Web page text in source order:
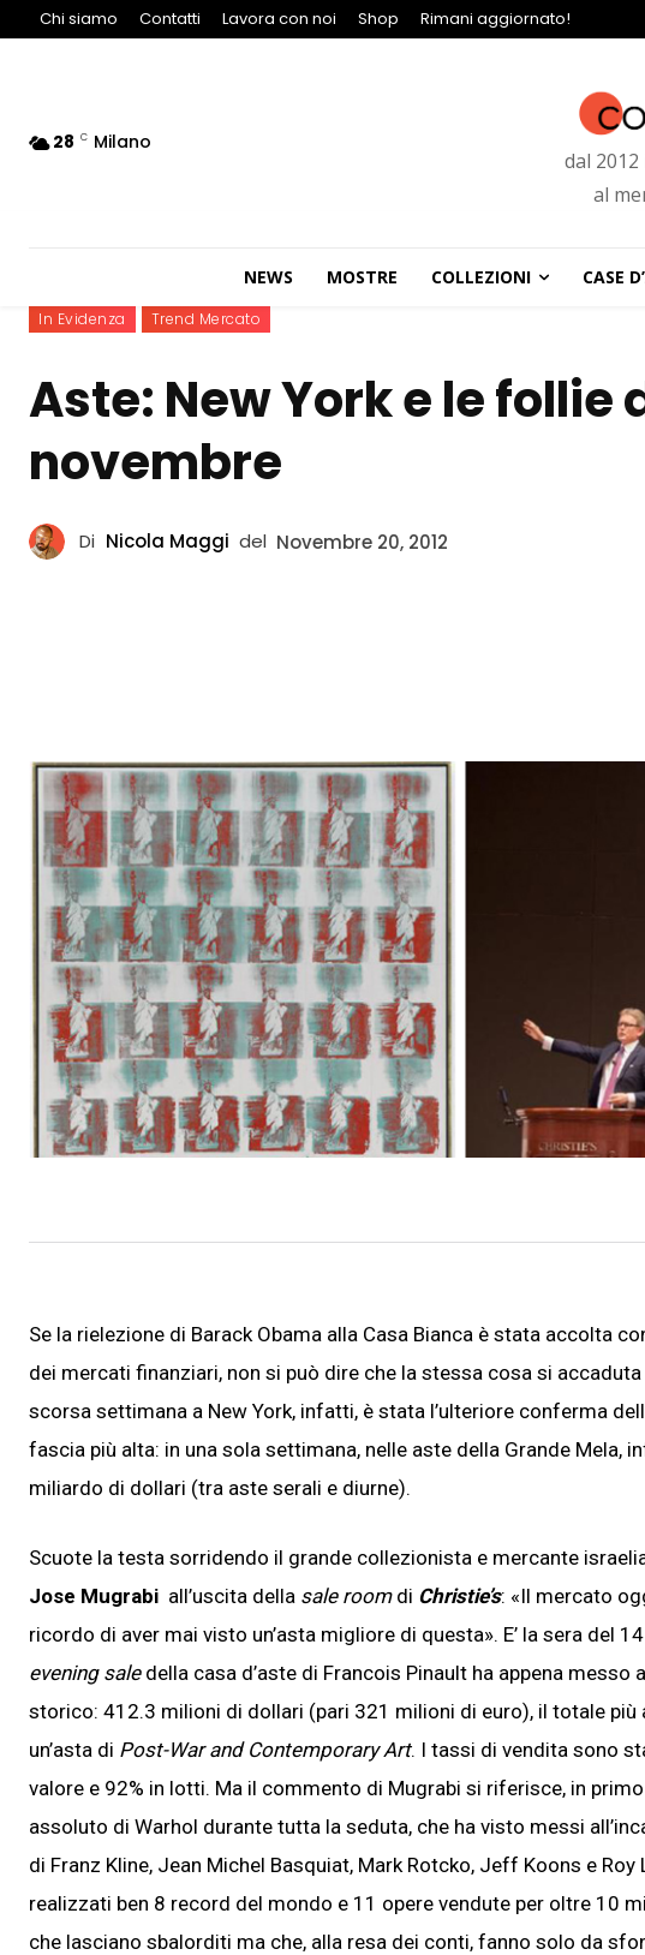
Chi siamo Contatti Lavora con noi Shop Rimani aggiornato!
28 C Milano
dal
al
NEWS MOSTRE COLLEZIONI CASE
In Evidenza Trend Mercato
Aste: New York e le follie
novembre
Di Nicola Maggi del Novembre 20, 2012
Se la rielezione di Barack Obama alla Casa Bianca è stata accolta
dei mercati finanziari, non si può dire che la stessa cosa si
scorsa settimana a New York, infatti, è stata l’ulteriore conferma
fascia più alta: in una sola settimana, nelle aste della Grande Mela,
miliardo di dollari (tra aste serali e diurne).
Scuote la testa sorridendo il grande collezionista e mercante
Jose Mugrabi all’uscita della sale roomdi Christie’s: «Il mercato
ricordo di aver mai visto un’asta migliore di questa». E’ la sera del
evening saledella casa d’aste di Francois Pinault ha appena messo
storico: 412.3 milioni di dollari (pari 321 milioni di euro), il totale più
un’asta di Post-War and Contemporary Art. I tassi di vendita sono
valore e 92% in lotti. Ma il commento di Mugrabi si riferisce, in
assoluto di Warhol durante tutta la seduta, che ha visto messi
di Franz Kline, Jean Michel Basquiat, Mark Rotcko, Jeff Koons e Roy
realizzati ben 8 record del mondo e 11 opere vendute per oltre 10
che lasciano sbalorditi ma che, alla resa dei conti, fanno solo da